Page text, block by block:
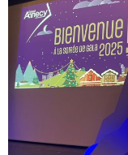
Organisation